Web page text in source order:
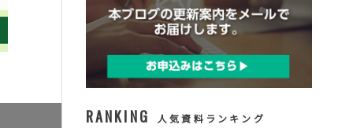
RANKING 人気資料ランキング